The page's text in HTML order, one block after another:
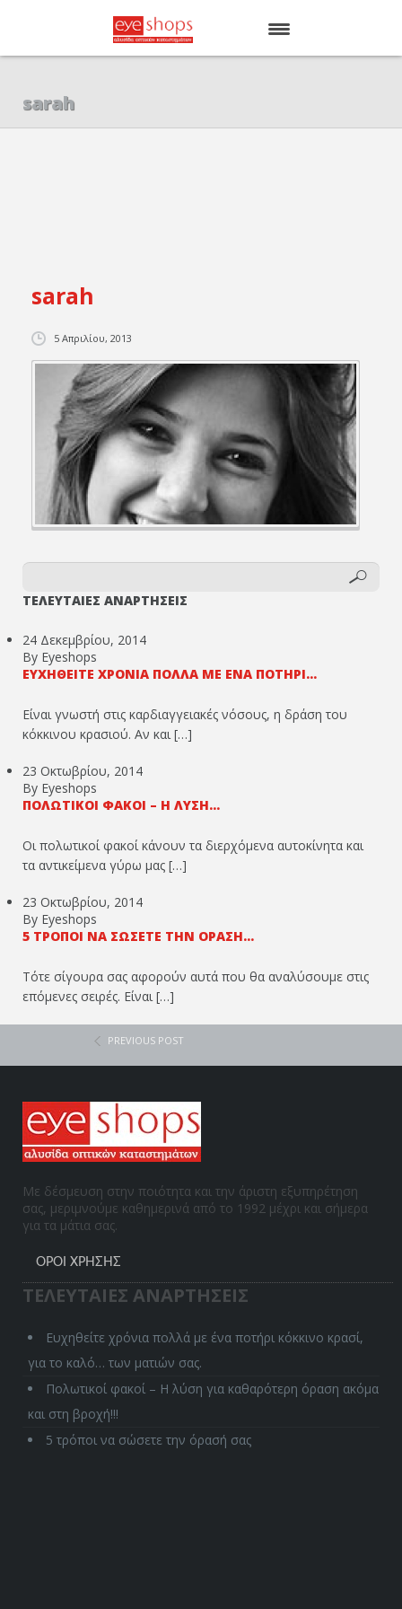
sarah
sarah
5 Απριλίου, 2013
ΤΕΛΕΥΤΑΙΕΣ ΑΝΑΡΤΗΣΕΙΣ
24 Δεκεμβρίου, 2014
By Eyeshops
ΕΥΧΗΘΕΊΤΕ ΧΡΌΝΙΑ ΠΟΛΛΆ ΜΕ ΈΝΑ ΠΟΤΉΡΙ...
Είναι γνωστή στις καρδιαγγειακές νόσους, η δράση του
κόκκινου κρασιού. Αν και […]
23 Οκτωβρίου, 2014
By Eyeshops
ΠΟΛΩΤΙΚΟΊ ΦΑΚΟΊ – Η ΛΎΣΗ...
Οι πολωτικοί φακοί κάνουν τα διερχόμενα αυτοκίνητα και
τα αντικείμενα γύρω μας […]
23 Οκτωβρίου, 2014
By Eyeshops
5 ΤΡΌΠΟΙ ΝΑ ΣΏΣΕΤΕ ΤΗΝ ΌΡΑΣΉ...
Τότε σίγουρα σας αφορούν αυτά που θα αναλύσουμε στις
επόμενες σειρές. Είναι […]
PREVIOUS POST
Με δέσμευση στην ποιότητα και την άριστη εξυπηρέτηση
σας, μεριμνούμε καθημερινά από το 1992 μέχρι και σήμερα
για τα μάτια σας.
ΌΡΟΙ ΧΡΉΣΗΣ
ΤΕΛΕΥΤΑΙΕΣ ΑΝΑΡΤΗΣΕΙΣ
Ευχηθείτε χρόνια πολλά με ένα ποτήρι κόκκινο κρασί,
για το καλό… των ματιών σας.
Πολωτικοί φακοί – Η λύση για καθαρότερη όραση ακόμα
και στη βροχή!!!
5 τρόποι να σώσετε την όρασή σας